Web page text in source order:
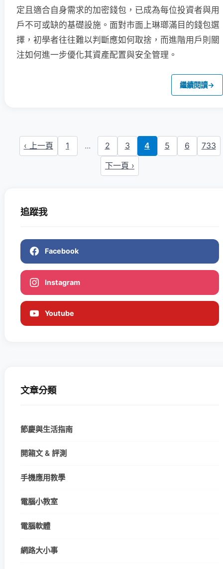
定且適合自身需求的加密錢包，已成為每位投資者與用
戶不可或缺的基礎設施。面對市面上琳瑯滿目的錢包選
擇，初學者往往難以判斷應如何取捨，而進階用戶則關
注如何進一步優化其資產配置與安全管理。
繼續閱讀→
‹ 上一頁 1 ... 2 3 4 5 6
733
下一頁 ›
追蹤我
Facebook
Instagram
Youtube
文章分類
節慶與生活指南
開箱文 & 評測
手機應用教學
電腦小教室
電腦軟體
網路大小事